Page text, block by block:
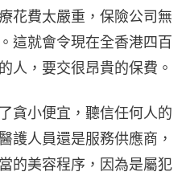
花費太嚴重，保險公司無
這就會令現在全香港四百
人，要交很昂貴的保費。
貪小便宜，聽信任何人的
護人員還是服務供應商，
的美容程序，因為是屬犯